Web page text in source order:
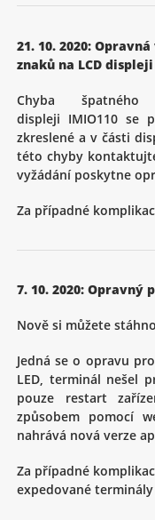
21. 10. 2020:
znaků na LCD
Chyba
displeji IMIO110 se
zkreslené a v části
této chyby
vyžádání poskytne
Za případné
7. 10. 2020: Opravný
Nově si můžete
Jedná se o opravu
LED, terminál nešel
pouze restart
způsobem pomocí
nahrává nová verze
Za případné
expedované